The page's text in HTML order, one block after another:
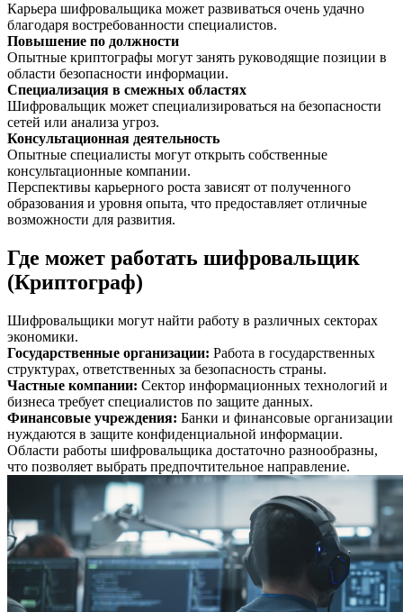
Карьера шифровальщика может развиваться очень удачно
благодаря востребованности специалистов.
Повышение по должности
Опытные криптографы могут занять руководящие позиции в
области безопасности информации.
Специализация в смежных областях
Шифровальщик может специализироваться на безопасности
сетей или анализа угроз.
Консультационная деятельность
Опытные специалисты могут открыть собственные
консультационные компании.
Перспективы карьерного роста зависят от полученного
образования и уровня опыта, что предоставляет отличные
возможности для развития.
Где может работать шифровальщик
(Криптограф)
Шифровальщики могут найти работу в различных секторах
экономики.
Государственные организации: Работа в государственных
структурах, ответственных за безопасность страны.
Частные компании: Сектор информационных технологий и
бизнеса требует специалистов по защите данных.
Финансовые учреждения: Банки и финансовые организации
нуждаются в защите конфиденциальной информации.
Области работы шифровальщика достаточно разнообразны,
что позволяет выбрать предпочтительное направление.